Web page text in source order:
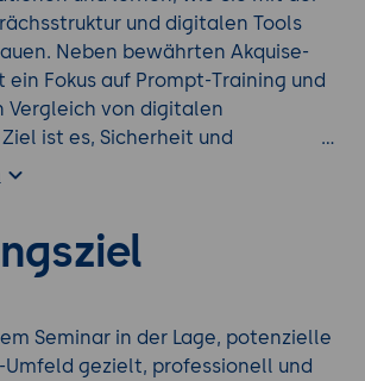
und digitalen Tools
Neben bewährten Akquise-
Fokus auf Prompt-Training und
Vergleich von digitalen
ist es, Sicherheit und
Erstkontakt zu gewinnen,
Vertriebspsychologie mit
- für mehr Erfolg im
Seminar in der Lage, potenzielle
Umfeld gezielt, professionell und